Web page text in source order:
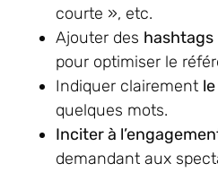
courte », etc.
Ajouter des hashtags
pour optimiser le
Indiquer clairement
quelques mots.
Inciter à
demandant aux